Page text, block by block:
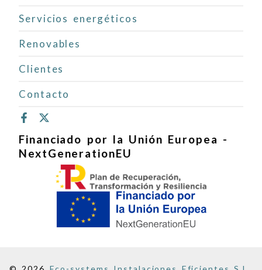
Servicios energéticos
Renovables
Clientes
Contacto
Financiado por la Unión Europea -
NextGenerationEU